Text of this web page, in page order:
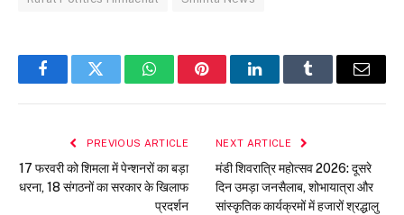
FacebookTwitter WhatsAppPinterestLinkedInTumblr Email
PREVIOUS ARTICLE
17 फरवरी को शिमला में पेन्शनरों का बड़ा
धरना, 18 संगठनों का सरकार के खिलाफ
प्रदर्शन
NEXT ARTICLE
मंडी शिवरात्रि महोत्सव 2026: दूसरे
दिन उमड़ा जनसैलाब, शोभायात्रा और
सांस्कृतिक कार्यक्रमों में हजारों श्रद्धालु